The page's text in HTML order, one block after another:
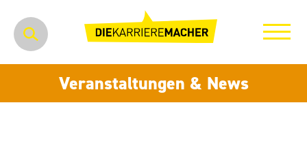
Veranstaltungen & News